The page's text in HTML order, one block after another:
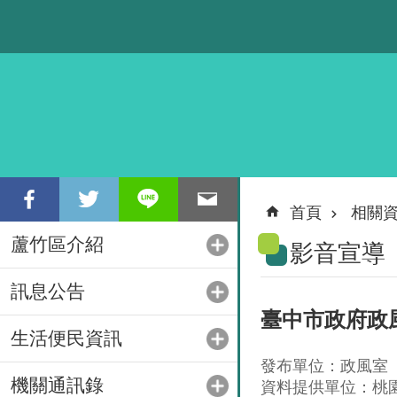
蘆竹區介紹
訊息公告
生活便民資訊
機關通訊錄
首頁 相關
影音宣導
臺中市政府政
發布單位：政風室
資料提供單位：桃